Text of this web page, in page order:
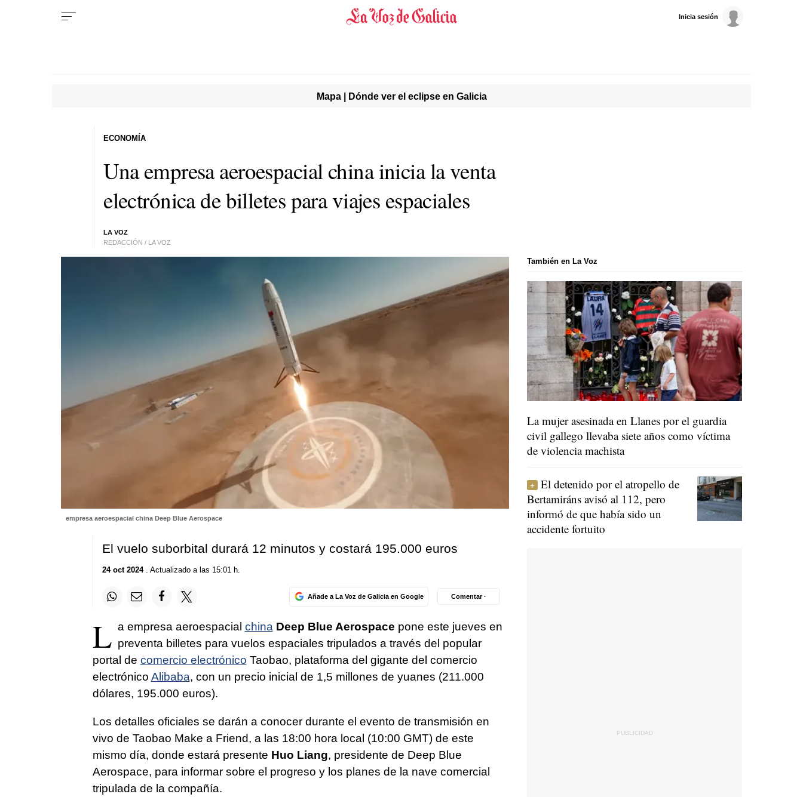
Inicia sesión
Mapa | Dónde ver el eclipse en Galicia
Una empresa aeroespacial china inicia la venta
electrónica de billetes para viajes espaciales
LA VOZ
REDACCIÓN / LA VOZ
ECONOMÍA
empresa aeroespacial china Deep Blue Aerospace
El vuelo suborbital durará 12 minutos y costará 195.000 euros
24 oct 2024. Actualizado a las 15:01 h.
Añade a La Voz de Galicia en Google Comentar ·
L a empresa aeroespacial china Deep Blue Aerospace pone este jueves en
preventa billetes para vuelos espaciales tripulados a través del popular
portal de comercio electrónico Taobao, plataforma del gigante del comercio
electrónico Alibaba, con un precio inicial de 1,5 millones de yuanes (211.000
dólares, 195.000 euros).
Los detalles oficiales se darán a conocer durante el evento de transmisión en
vivo de Taobao Make a Friend, a las 18:00 hora local (10:00 GMT) de este
mismo día, donde estará presente Huo Liang, presidente de Deep Blue
Aerospace, para informar sobre el progreso y los planes de la nave comercial
tripulada de la compañía.
También en La Voz
La mujer asesinada en Llanes por el guardia
civil gallego llevaba siete años como víctima
de violencia machista
El detenido por el atropello de
Bertamiráns avisó al 112, pero
informó de que había sido un
accidente fortuito